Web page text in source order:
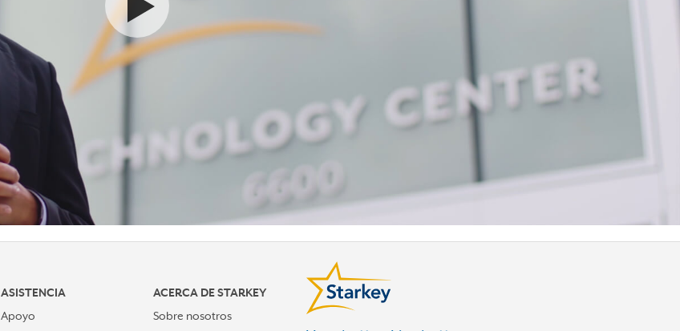
ASISTENCIA
Apoyo
ACERCA DE STARKEY
Sobre nosotros